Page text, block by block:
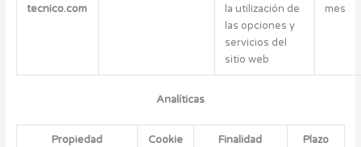
tecnico.com
la utilización de
las opciones y
servicios del
sitio web
mes
Analíticas
Propiedad Cookie Finalidad Plazo